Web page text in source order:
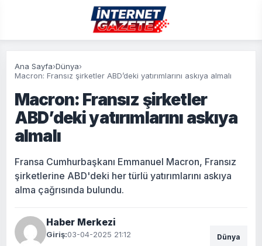
Ana Sayfa›Dünya›
Macron: Fransız şirketler ABD’deki yatırımlarını askıya almalı
Macron: Fransız şirketler
ABD’deki yatırımlarını askıya
almalı
Fransa Cumhurbaşkanı Emmanuel Macron, Fransız
şirketlerine ABD'deki her türlü yatırımlarını askıya
alma çağrısında bulundu.
Haber Merkezi
Giriş:03-04-2025 21:12 Dünya